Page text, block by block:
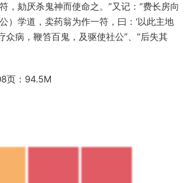
，劾厌杀鬼神而使命之。”又记：“费长房向
）学道，卖药翁为作一符，曰：‘以此主地
众病，鞭笞百鬼，及驱使社公”、“后失其
页：94.5M